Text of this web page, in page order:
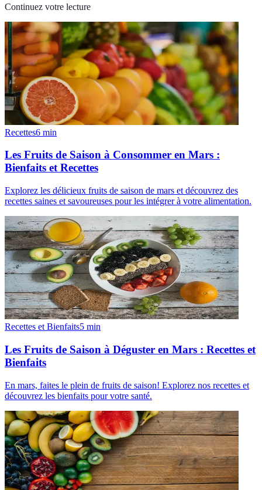
Continuez votre lecture
Recettes6 min
Les Fruits de Saison à Consommer en Mars :
Bienfaits et Recettes
Explorez les délicieux fruits de saison de mars et découvrez des
recettes saines et savoureuses pour les intégrer à votre alimentation.
Recettes et Bienfaits5 min
Les Fruits de Saison à Déguster en Mars : Recettes et
Bienfaits
En mars, faites le plein de fruits de saison! Explorez nos recettes et
découvrez les bienfaits pour votre santé.